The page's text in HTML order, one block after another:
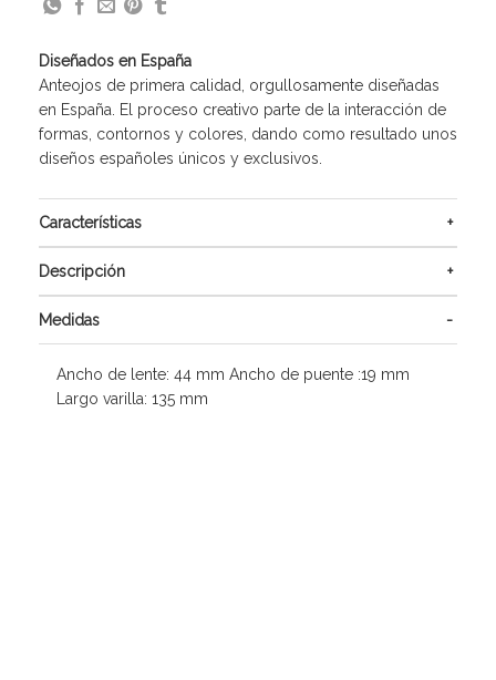
Diseñados en España
Anteojos de primera calidad, orgullosamente diseñadas
en España. El proceso creativo parte de la interacción de
formas, contornos y colores, dando como resultado unos
diseños españoles únicos y exclusivos.
Características
Descripción
Medidas
Ancho de lente: 44 mm Ancho de puente :19 mm
Largo varilla: 135 mm